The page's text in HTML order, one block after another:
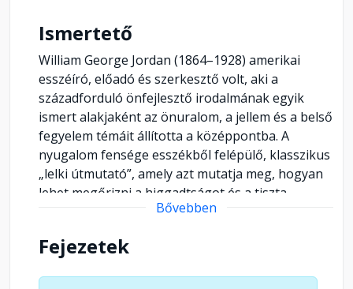
Ismertető
William George Jordan (1864–1928) amerikai
esszéíró, előadó és szerkesztő volt, aki a
századforduló önfejlesztő irodalmának egyik
ismert alakjaként az önuralom, a jellem és a belső
fegyelem témáit állította a középpontba. A
nyugalom fensége esszékből felépülő, klasszikus
„lelki útmutató”, amely azt mutatja meg, hogyan
lehet megőrizni a higgadtságot és a tiszta
gondolkodást egy rohanó, nyomást gyakorló
nem passzivitás és nem elvonulás, hanem
Bővebben
Fejezetek